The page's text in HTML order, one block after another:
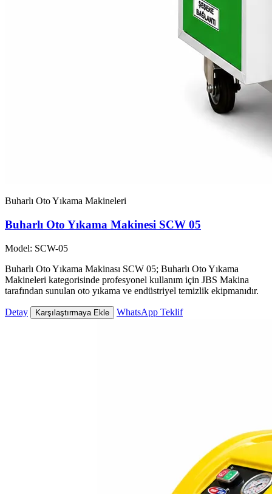
Buharlı Oto Yıkama Makineleri
Buharlı Oto Yıkama Makinesi SCW 05
Model: SCW-05
Buharlı Oto Yıkama Makinası SCW 05; Buharlı Oto Yıkama
Makineleri kategorisinde profesyonel kullanım için JBS Makina
tarafından sunulan oto yıkama ve endüstriyel temizlik ekipmanıdır.
Detay Karşılaştırmaya Ekle WhatsApp Teklif